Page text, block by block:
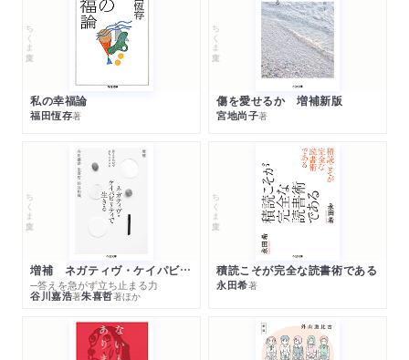
ちくま文庫
私の幸福論
福田恆存著
ちくま文庫
傷を愛せるか 増補新版
宮地尚子著
ちくま文庫
増補 ネガティヴ・ケイパビリティで生きる
─答えを急がず立ち止まる力
谷川嘉浩著朱喜哲著ほか
ちくま文庫
積読こそが完全な読書術である
永田希著